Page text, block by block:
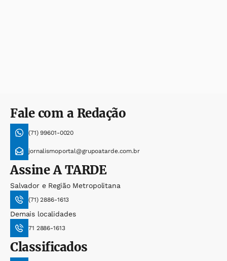
Fale com a Redação
(71) 99601-0020
jornalismoportal@grupoatarde.com.br
AssineA TARDE
Salvador e Região Metropolitana
(71) 2886-1613
Demais localidades
71 2886-1613
Classificados